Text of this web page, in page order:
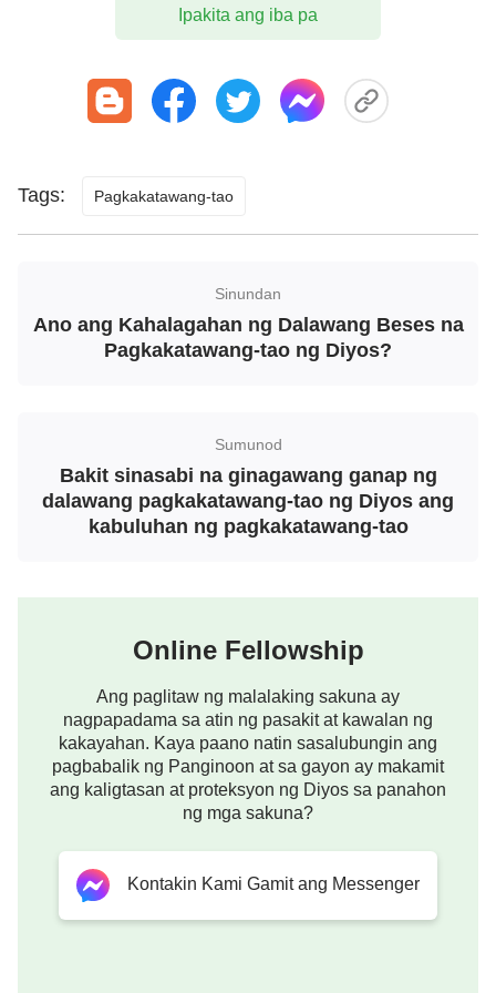
Diyos, natitiyak ko na hindi ninyo kilala ang Diyos
na nagkatawang-tao! Kung isinilang kayo dalawang
libong taon na ang nakararaan, sa panahon kung
kailan nangangaral ang Panginoong Jesus at
eskriba, at mga Fariseo sa pagtuligsa sa
Panginoong Jesus. Hindi ba ganoon iyon? Ang mga
Fariseo ay naniwala sa iisa at tanging Diyos sa loob
ng maraming taon, pero bakit hindi nila nakilala ang
Panginoong Jesus? Bakit nila Siya ipinako sa krus?
marinig ang tinig ng Banal na Espiritu? Bakit
tinutuligsa pa rin nila ang gawain ngpaghatol ng
Makapangyarihang Diyos sa mga huling araw?
naniniwala sa Diyos ngunit bigong kilalanin ang
Kinalaban at tinuligsa ng mga pinunong Judio ang
Panginoong Jesus, ang Diyos na nagkatawang-tao.
Silang lahat ay mga anticristo na ibinunyag ng
gawain ng Diyos. Tungkol naman sa mga pastor at
elder ng relihiyosong daigdig sa mga huling araw na
kumakalaban at tumutuligsa sa Makapangyarihang
Diyos na nagkatawang-tao, hindi ba’t sila rin ay mga
anticristo na inilantad ng gawain ng Diyos? Malinaw
nating nakikita na karamihan sa mga pastor at elder
Ipakita ang iba pa
Tags: Pagkakatawang-tao
Sinundan
Ano ang Kahalagahan ng Dalawang Beses na
Pagkakatawang-tao ng Diyos?
Sumunod
Bakit sinasabi na ginagawang ganap ng
dalawang pagkakatawang-tao ng Diyos ang
kabuluhan ng pagkakatawang-tao
Online Fellowship
Ang paglitaw ng malalaking sakuna ay
nagpapadama sa atin ng pasakit at kawalan ng
kakayahan. Kaya paano natin sasalubungin ang
pagbabalik ng Panginoon at sa gayon ay makamit
ang kaligtasan at proteksyon ng Diyos sa panahon
ng mga sakuna?
Kontakin Kami Gamit ang Messenger